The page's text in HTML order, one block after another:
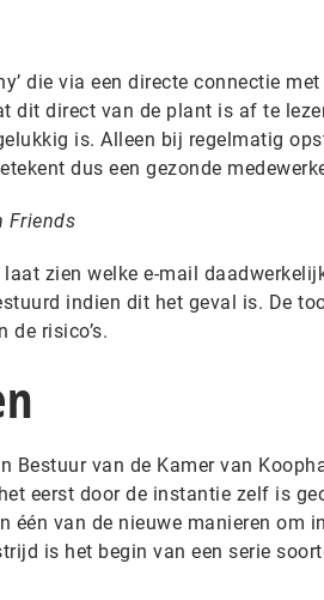
die via een directe connectie
dit direct van de plant is af te
is. Alleen bij regelmatig
dus een gezonde
Friends
zien welke e-mail
indien dit het geval is. De
de risico’s.
Bestuur van de Kamer van
eerst door de instantie zelf is
één van de nieuwe manieren om
is het begin van een serie